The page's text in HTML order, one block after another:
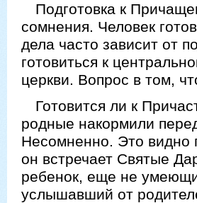
Подготовка к
сомнения. Человек
дела часто зависит от
готовиться к
церкви. Вопрос в том,
Готовится ли к
родные накормили
Несомненно. Это видно
он встречает Святые
ребенок, еще не
услышавший от